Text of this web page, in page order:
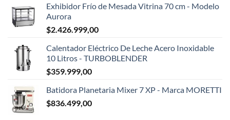
Exhibidor Frío de Mesada Vitrina 70 cm - Modelo
Aurora
$2.426.999,00
Calentador Eléctrico De Leche Acero Inoxidable
10 Litros - TURBOBLENDER
$359.999,00
Batidora Planetaria Mixer 7 XP - Marca MORETTI
$836.499,00